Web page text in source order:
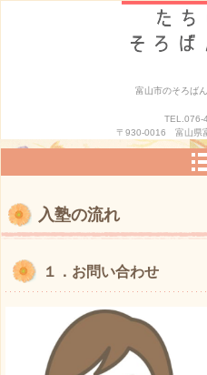
富山市のそろば
TEL.076-
〒930-0016 富山県
入塾の流れ
１．お問い合わせ